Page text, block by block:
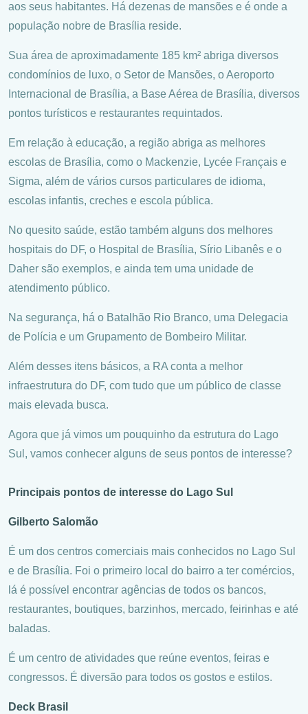
aos seus habitantes. Há dezenas de mansões e é onde a
população nobre de Brasília reside.
Sua área de aproximadamente 185 km² abriga diversos
condomínios de luxo, o Setor de Mansões, o Aeroporto
Internacional de Brasília, a Base Aérea de Brasília, diversos
pontos turísticos e restaurantes requintados.
Em relação à educação, a região abriga as melhores
escolas de Brasília, como o Mackenzie, Lycée Français e
Sigma, além de vários cursos particulares de idioma,
escolas infantis, creches e escola pública.
No quesito saúde, estão também alguns dos melhores
hospitais do DF, o Hospital de Brasília, Sírio Libanês e o
Daher são exemplos, e ainda tem uma unidade de
atendimento público.
Na segurança, há o Batalhão Rio Branco, uma Delegacia
de Polícia e um Grupamento de Bombeiro Militar.
Além desses itens básicos, a RA conta a melhor
infraestrutura do DF, com tudo que um público de classe
mais elevada busca.
Agora que já vimos um pouquinho da estrutura do Lago
Sul, vamos conhecer alguns de seus pontos de interesse?
Principais pontos de interesse do Lago Sul
Gilberto Salomão
É um dos centros comerciais mais conhecidos no Lago Sul
e de Brasília. Foi o primeiro local do bairro a ter comércios,
lá é possível encontrar agências de todos os bancos,
restaurantes, boutiques, barzinhos, mercado, feirinhas e até
baladas.
É um centro de atividades que reúne eventos, feiras e
congressos. É diversão para todos os gostos e estilos.
Deck Brasil